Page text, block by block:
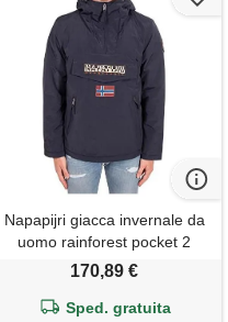
Napapijri giacca invernale da
uomo rainforest pocket 2
170,89 €
Sped. gratuita